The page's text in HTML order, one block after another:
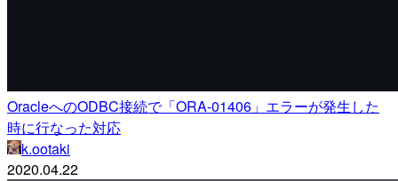
OracleへのODBC接続で「ORA-01406」エラーが発生した
時に行なった対応
k.ootaki
2020.04.22